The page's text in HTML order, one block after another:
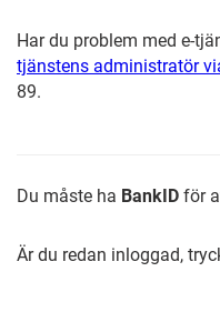
Har du problem med e-
tjänstens administratör
89.
Du måste ha BankID för
Är du redan inloggad,